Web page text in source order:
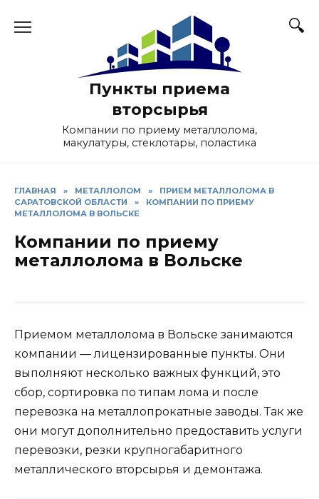
Пункты приема
вторсырья
Компании по приему металлолома,
макулатуры, стеклотары, поластика
ГЛАВНАЯ » МЕТАЛЛОЛОМ »
ПРИЕМ МЕТАЛЛОЛОМА В
САРАТОВСКОЙ ОБЛАСТИ
»
КОМПАНИИ ПО ПРИЕМУ
МЕТАЛЛОЛОМА В ВОЛЬСКЕ
Компании по приему
металлолома в Вольске
Приемом металлолома в Вольске занимаются
компании — лицензированные пункты. Они
выполняют несколько важных функций, это
сбор, сортировка по типам лома и после
перевозка на металлопрокатные заводы. Так же
они могут дополнительно предоставить услуги
перевозки, резки крупногабаритного
металлического вторсырья и демонтажа.